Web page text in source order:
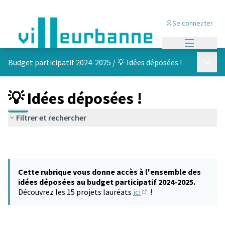
Se connecter
Budget participatif 2024-2025 /💡 Idées déposées !
💡 Idées déposées !
Filtrer et rechercher
Cette rubrique vous donne accès à l'ensemble des
idées déposées au budget participatif 2024-2025.
Découvrez les 15 projets lauréats ici !